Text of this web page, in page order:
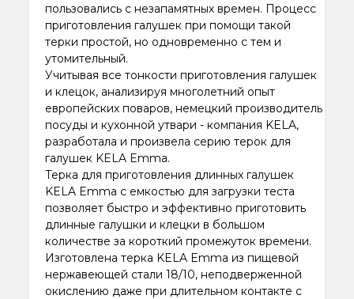
пользовались с незапамятных времен. Процесс
приготовления галушек при помощи такой
терки простой, но одновременно с тем и
утомительный.
Учитывая все тонкости приготовления галушек
и клецок, анализируя многолетний опыт
европейских поваров, немецкий производитель
посуды и кухонной утвари - компания KELA,
разработала и произвела серию терок для
галушек KELA Emma.
Терка для приготовления длинных галушек
KELA Emma с емкостью для загрузки теста
позволяет быстро и эффективно приготовить
длинные галушки и клецки в большом
количестве за короткий промежуток времени.
Изготовлена терка KELA Emma из пищевой
нержавеющей стали 18/10, неподверженной
окислению даже при длительном контакте с